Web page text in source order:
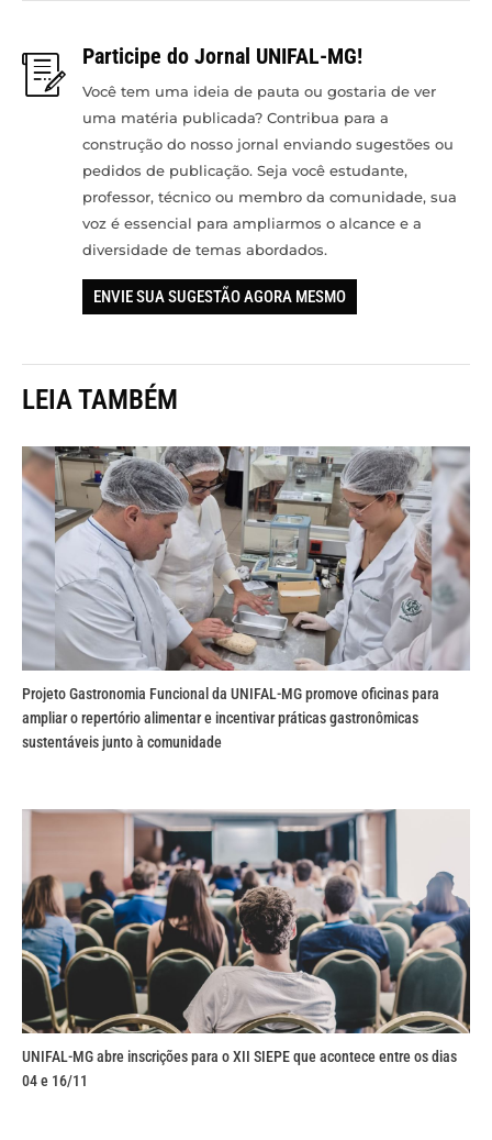
Participe do Jornal UNIFAL-MG!
Você tem uma ideia de pauta ou gostaria de ver
uma matéria publicada? Contribua para a
construção do nosso jornal enviando sugestões ou
pedidos de publicação. Seja você estudante,
professor, técnico ou membro da comunidade, sua
voz é essencial para ampliarmos o alcance e a
diversidade de temas abordados.
ENVIE SUA SUGESTÃO AGORA MESMO
LEIA TAMBÉM
Projeto Gastronomia Funcional da UNIFAL-MG promove oficinas para
ampliar o repertório alimentar e incentivar práticas gastronômicas
sustentáveis junto à comunidade
UNIFAL-MG abre inscrições para o XII SIEPE que acontece entre os dias
04 e 16/11